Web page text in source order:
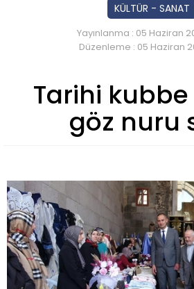
KÜLTÜR - SANAT
Yayınlanma : 05 Haziran
Düzenleme : 05 Haziran
Tarihi kubbe
göz nuru